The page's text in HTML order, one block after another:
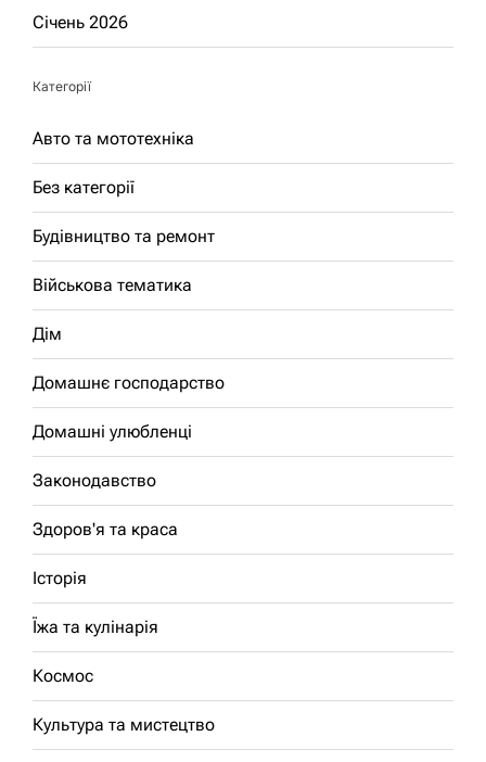
Січень 2026
Категорії
Авто та мототехніка
Без категорії
Будівництво та ремонт
Військова тематика
Дім
Домашнє господарство
Домашні улюбленці
Законодавство
Здоров'я та краса
Історія
Їжа та кулінарія
Космос
Культура та мистецтво